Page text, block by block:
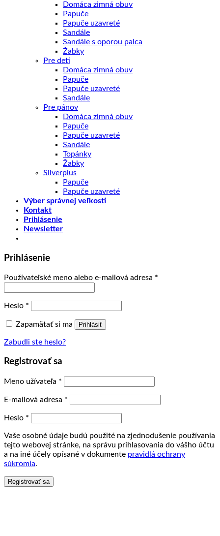
Domáca zimná obuv
Papuče
Papuče uzavreté
Sandále
Sandále s oporou palca
Žabky
Pre deti
Domáca zimná obuv
Papuče
Papuče uzavreté
Sandále
Pre pánov
Domáca zimná obuv
Papuče
Papuče uzavreté
Sandále
Topánky
Žabky
Silverplus
Papuče
Papuče uzavreté
Výber správnej veľkosti
Kontakt
Prihlásenie
Newsletter
Prihlásenie
Používateľské meno alebo e-mailová adresa *
Heslo *
Zapamätať si ma Prihlásiť
Zabudli ste heslo?
Registrovať sa
Meno užívateľa *
E-mailová adresa *
Heslo *
Vaše osobné údaje budú použité na zjednodušenie používania
tejto webovej stránke, na správu prihlasovania do vášho účtu
a na iné účely opísané v dokumente pravidlá ochrany
súkromia.
Registrovať sa